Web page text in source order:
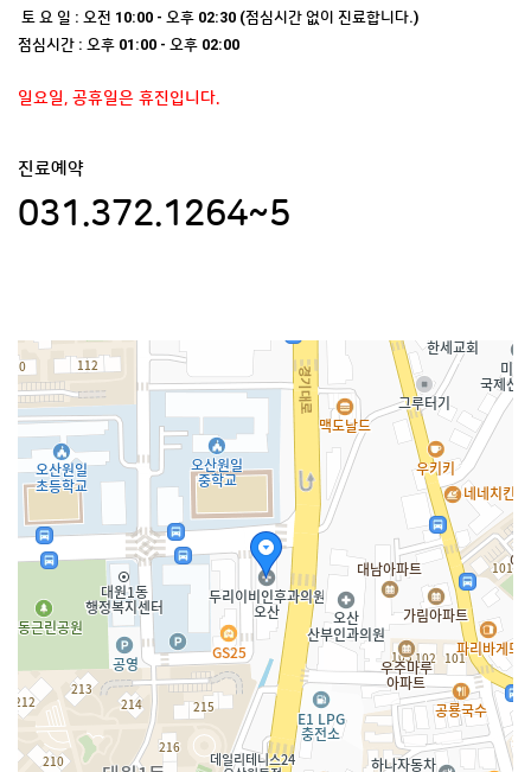
토 요 일 : 오전 10:00 - 오후 02:30 (점심시간 없이 진료합니다.)
점심시간 : 오후 01:00 - 오후 02:00
일요일, 공휴일은 휴진입니다.
진료예약
031.372.1264~5